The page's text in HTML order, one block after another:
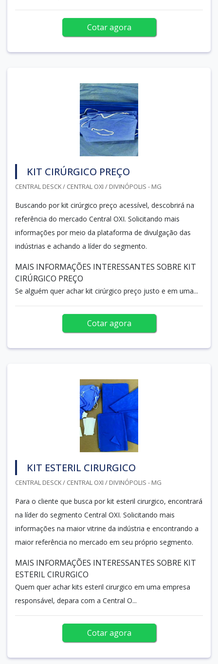
Cotar agora
KIT CIRÚRGICO PREÇO
CENTRAL DESCK / CENTRAL OXI / DIVINÓPOLIS - MG
Buscando por kit cirúrgico preço acessível, descobrirá na
referência do mercado Central OXI. Solicitando mais
informações por meio da plataforma de divulgação das
indústrias e achando a líder do segmento.
MAIS INFORMAÇÕES INTERESSANTES SOBRE KIT
CIRÚRGICO PREÇO
Se alguém quer achar kit cirúrgico preço justo e em uma...
Cotar agora
KIT ESTERIL CIRURGICO
CENTRAL DESCK / CENTRAL OXI / DIVINÓPOLIS - MG
Para o cliente que busca por kit esteril cirurgico, encontrará
na líder do segmento Central OXI. Solicitando mais
informações na maior vitrine da indústria e encontrando a
maior referência no mercado em seu próprio segmento.
MAIS INFORMAÇÕES INTERESSANTES SOBRE KIT
ESTERIL CIRURGICO
Quem quer achar kits esteril cirurgico em uma empresa
responsável, depara com a Central O...
Cotar agora